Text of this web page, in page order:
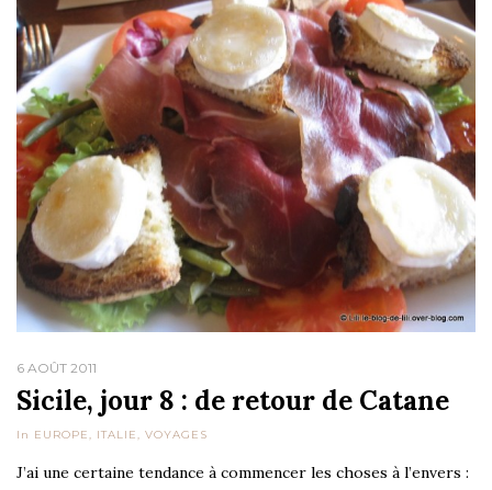
6 AOÛT 2011
Sicile, jour 8 : de retour de Catane
In EUROPE, ITALIE, VOYAGES
J’ai une certaine tendance à commencer les choses à l’envers :